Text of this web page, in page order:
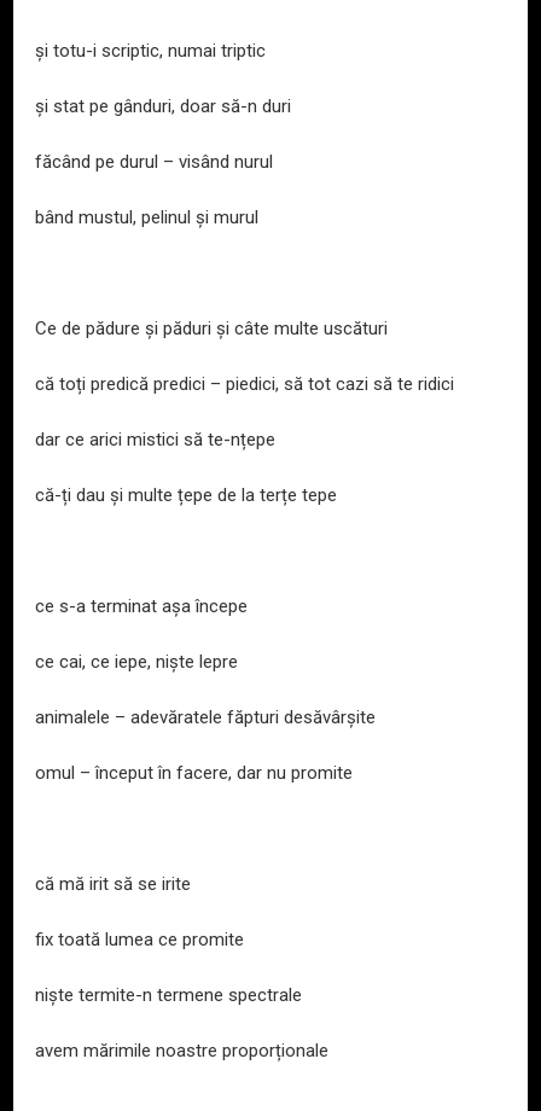
şi totu-i scriptic, numai triptic
și stat pe gânduri, doar să-n duri
făcând pe durul – visând nurul
bând mustul, pelinul și murul
Ce de pădure și păduri și câte multe uscături
că toți predică predici – piedici, să tot cazi să te ridici
dar ce arici mistici să te-nțepe
că-ți dau și multe țepe de la terțe tepe
ce s-a terminat așa începe
ce cai, ce iepe, niște lepre
animalele – adevăratele făpturi desăvârșite
omul – început în facere, dar nu promite
că mă irit să se irite
fix toată lumea ce promite
niște termite-n termene spectrale
avem mărimile noastre proporționale